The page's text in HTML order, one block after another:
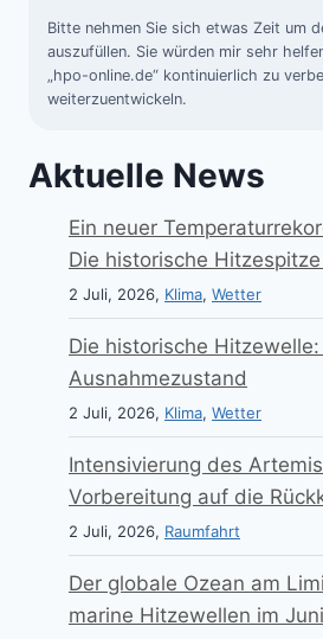
Bitte nehmen Sie sich etwas Zeit um
auszufüllen. Sie würden mir sehr
„hpo-online.de“ kontinuierlich zu
weiterzuentwickeln.
Aktuelle News
Ein neuer
Die historische
2 Juli, 2026, Klima, Wetter
Die historische Hitzewelle:
Ausnahmezustand
2 Juli, 2026, Klima, Wetter
Intensivierung des
Vorbereitung auf die
2 Juli, 2026, Raumfahrt
Der globale Ozean am
marine Hitzewellen im